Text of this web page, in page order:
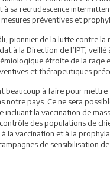
à sa recrudescence
préventives et
pionnier de la lutte contre la
à la Direction de l’IPT, veillé
étroite de la rage
et thérapeutiques
beaucoup à faire pour mettre
notre pays. Ce ne sera
incluant la vaccination de
des populations de
la vaccination et à la
de sensibilisation